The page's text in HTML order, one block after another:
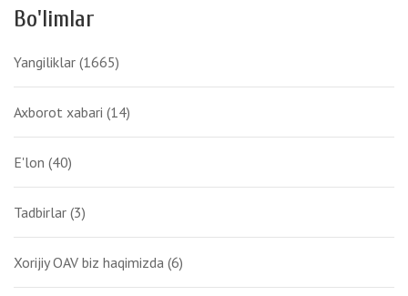
Bo'limlar
Yangiliklar (1665)
Axborot xabari (14)
E'lon (40)
Tadbirlar (3)
Xorijiy OAV biz haqimizda (6)